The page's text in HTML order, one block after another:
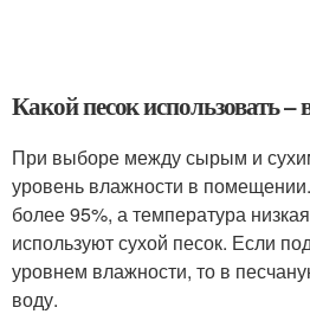
Какой песок использовать
При выборе между сырым и
уровень влажности в
более 95%, а температура
используют сухой песок. Если
уровнем влажности, то в
воду.